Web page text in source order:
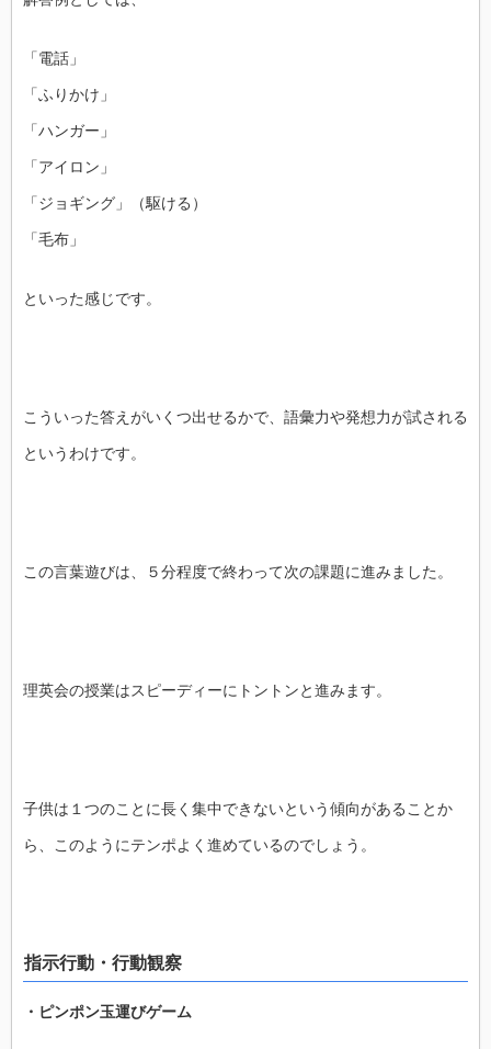
「電話」
「ふりかけ」
「ハンガー」
「アイロン」
「ジョギング」（駆ける）
「毛布」
といった感じです。
こういった答えがいくつ出せるかで、語彙力や発想力が試される
というわけです。
この言葉遊びは、５分程度で終わって次の課題に進みました。
理英会の授業はスピーディーにトントンと進みます。
子供は１つのことに長く集中できないという傾向があることか
ら、このようにテンポよく進めているのでしょう。
指示行動・行動観察
・ピンポン玉運びゲーム